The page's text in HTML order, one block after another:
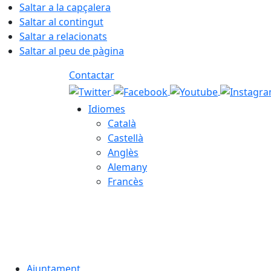
Saltar a la capçalera
Saltar al contingut
Saltar a relacionats
Saltar al peu de pàgina
Contactar
Idiomes
Català
Castellà
Anglès
Alemany
Francès